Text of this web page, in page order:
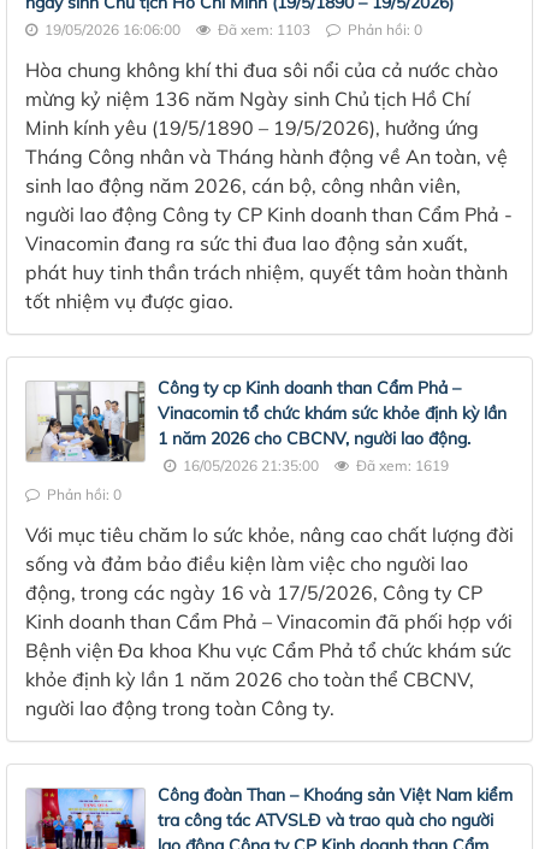
19/05/2026 16:06:00 Đã xem: 1103 Phản hồi: 0
Hòa chung không khí thi đua sôi nổi của cả nước chào
mừng kỷ niệm 136 năm Ngày sinh Chủ tịch Hồ Chí
Minh kính yêu (19/5/1890 – 19/5/2026), hưởng ứng
Tháng Công nhân và Tháng hành động về An toàn, vệ
sinh lao động năm 2026, cán bộ, công nhân viên,
người lao động Công ty CP Kinh doanh than Cẩm Phả -
Vinacomin đang ra sức thi đua lao động sản xuất,
phát huy tinh thần trách nhiệm, quyết tâm hoàn thành
tốt nhiệm vụ được giao.
Công ty cp Kinh doanh than Cẩm Phả –
Vinacomin tổ chức khám sức khỏe định kỳ lần
1 năm 2026 cho CBCNV, người lao động.
16/05/2026 21:35:00
Đã xem: 1619
Phản hồi: 0
Với mục tiêu chăm lo sức khỏe, nâng cao chất lượng đời
sống và đảm bảo điều kiện làm việc cho người lao
động, trong các ngày 16 và 17/5/2026, Công ty CP
Kinh doanh than Cẩm Phả – Vinacomin đã phối hợp với
Bệnh viện Đa khoa Khu vực Cẩm Phả tổ chức khám sức
khỏe định kỳ lần 1 năm 2026 cho toàn thể CBCNV,
người lao động trong toàn Công ty.
Công đoàn Than – Khoáng sản Việt Nam kiểm
tra công tác ATVSLĐ và trao quà cho người